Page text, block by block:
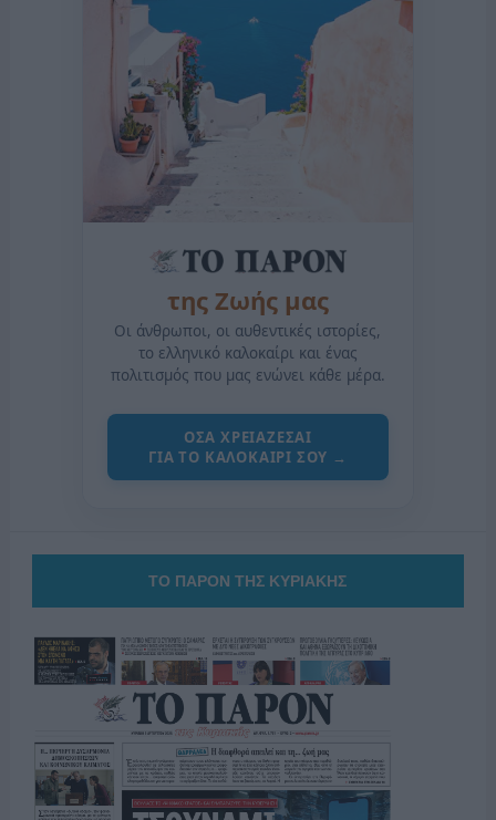
της Ζωής μας
Οι άνθρωποι, οι αυθεντικές ιστορίες,
το ελληνικό καλοκαίρι και ένας
πολιτισμός που μας ενώνει κάθε μέρα.
ΟΣΑ ΧΡΕΙΑΖΕΣΑΙ
ΓΙΑ ΤΟ ΚΑΛΟΚΑΙΡΙ ΣΟΥ →
ΤΟ ΠΑΡΟΝ ΤΗΣ ΚΥΡΙΑΚΗΣ